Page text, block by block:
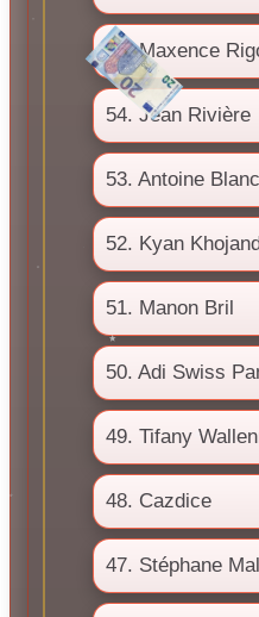
55. Maxence
54. Jean Rivière
53. Antoine
52. Kyan
51. Manon Bril
50. Adi Swiss
49. Tifany
48. Cazdice
47. Stéphane